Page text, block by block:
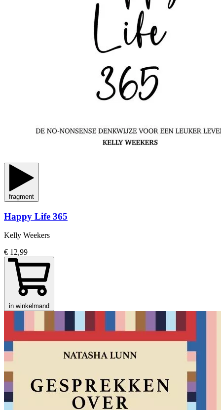
fragment
Happy Life 365
Kelly Weekers
€ 12,99
in winkelmand